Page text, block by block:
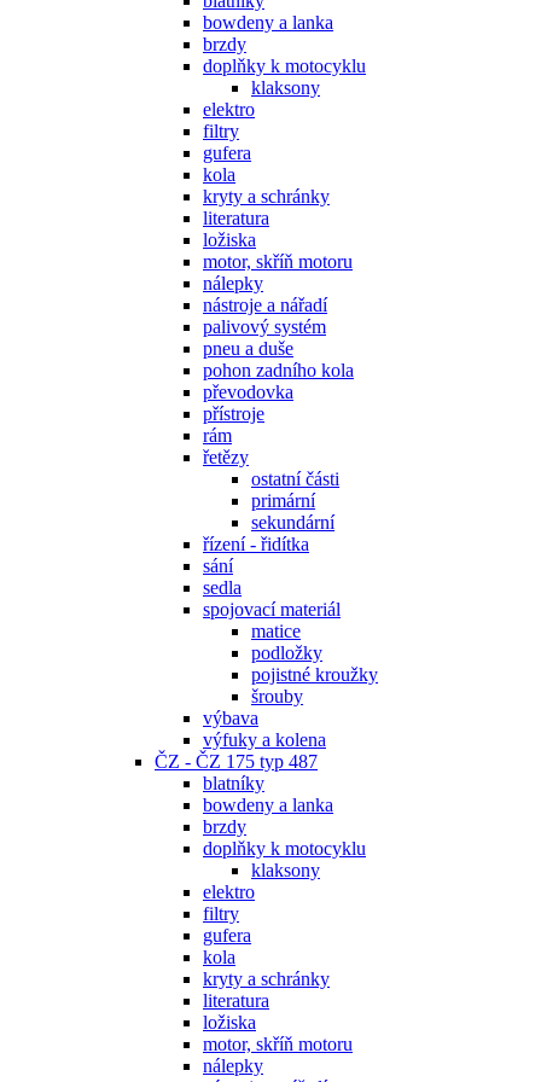
bowdeny a lanka
brzdy
doplňky k motocyklu
klaksony
elektro
filtry
gufera
kola
kryty a schránky
literatura
ložiska
motor, skříň motoru
nálepky
nástroje a nářadí
palivový systém
pneu a duše
pohon zadního kola
převodovka
přístroje
rám
řetězy
ostatní části
primární
sekundární
řízení - řidítka
sání
sedla
spojovací materiál
matice
podložky
pojistné kroužky
šrouby
výbava
výfuky a kolena
ČZ - ČZ 175 typ 487
blatníky
bowdeny a lanka
brzdy
doplňky k motocyklu
klaksony
elektro
filtry
gufera
kola
kryty a schránky
literatura
ložiska
motor, skříň motoru
nálepky